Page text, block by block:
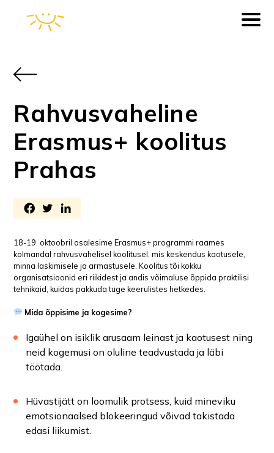
Rahvusvaheline
Erasmus+ koolitus
Prahas
18-19. oktoobril osalesime Erasmus+ programmi raames
kolmandal rahvusvahelisel koolitusel, mis keskendus kaotusele,
minna laskimisele ja armastusele. Koolitus tõi kokku
organisatsioonid eri riikidest ja andis võimaluse õppida praktilisi
tehnikaid, kuidas pakkuda tuge keerulistes hetkedes.
Mida õppisime ja kogesime?
Igaühel on isiklik arusaam leinast ja kaotusest ning
neid kogemusi on oluline teadvustada ja läbi
töötada.
Hüvastijätt on loomulik protsess, kuid mineviku
emotsionaalsed blokeeringud võivad takistada
edasi liikumist.